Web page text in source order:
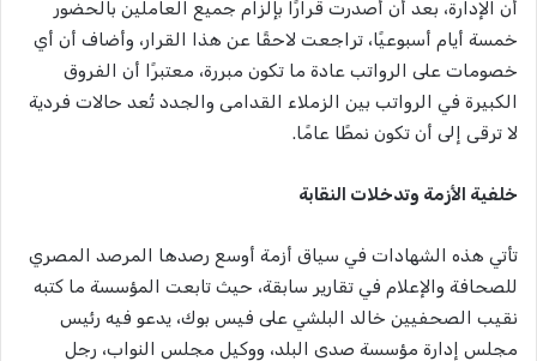
أن الإدارة، بعد أن أصدرت قرارًا بإلزام جميع العاملين بالحضور
خمسة أيام أسبوعيًا، تراجعت لاحقًا عن هذا القرار، وأضاف أن أي
خصومات على الرواتب عادة ما تكون مبررة، معتبرًا أن الفروق
الكبيرة في الرواتب بين الزملاء القدامى والجدد تُعد حالات فردية
لا ترقى إلى أن تكون نمطًا عامًا.
خلفية الأزمة وتدخلات النقابة
تأتي هذه الشهادات في سياق أزمة أوسع رصدها المرصد المصري
للصحافة والإعلام في تقارير سابقة، حيث تابعت المؤسسة ما كتبه
نقيب الصحفيين خالد البلشي على فيس بوك، يدعو فيه رئيس
مجلس إدارة مؤسسة صدى البلد، ووكيل مجلس النواب، رجل